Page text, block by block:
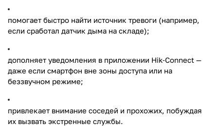
помогает быстро найти источник тревоги (например,
если сработал датчик дыма на складе);
дополняет уведомления в приложении Hik‑Connect —
даже если смартфон вне зоны доступа или на
беззвучном режиме;
привлекает внимание соседей и прохожих, побуждая
их вызвать экстренные службы.